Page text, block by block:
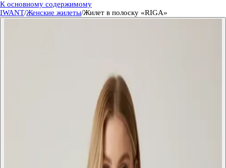
К основному содержимому
IWANT/Женские жилеты/Жилет в полоску «RIGA»